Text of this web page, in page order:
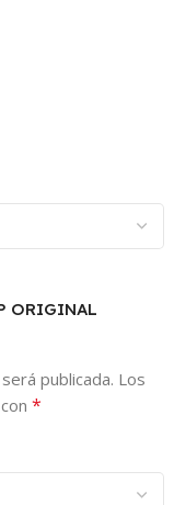
ORIGINAL
publicada. Los
*